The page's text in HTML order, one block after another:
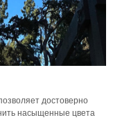
достоверно
насыщенные цвета